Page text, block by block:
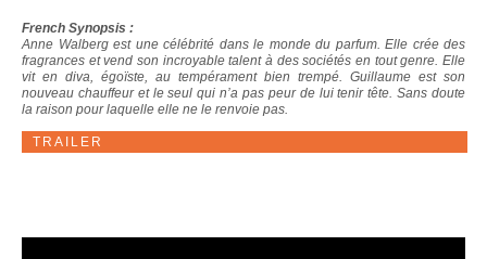
French Synopsis :
Anne Walberg est une célébrité dans le monde du parfum. Elle crée des
fragrances et vend son incroyable talent à des sociétés en tout genre. Elle
vit en diva, égoïste, au tempérament bien trempé. Guillaume est son
nouveau chauffeur et le seul qui n’a pas peur de lui tenir tête. Sans doute
la raison pour laquelle elle ne le renvoie pas.
TRAILER